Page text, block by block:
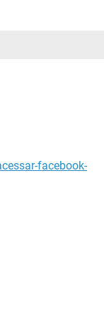
facebook-